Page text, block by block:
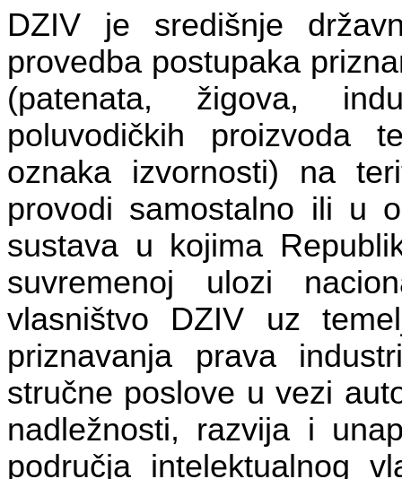
DZIV je središnje
provedba postupaka
(patenata, žigova,
poluvodičkih proizvoda
oznaka izvornosti) na
provodi samostalno ili u
sustava u kojima
suvremenoj ulozi
vlasništvo DZIV uz
priznavanja prava
stručne poslove u vezi
nadležnosti, razvija i
područja intelektualnog